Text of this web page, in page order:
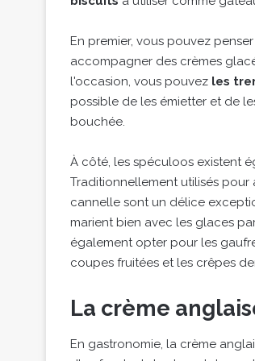
En premier, vous pouvez
accompagner des crèmes
l'occasion, vous pouvez les
possible de les émietter et de
bouchée.
À côté, les spéculoos existent
Traditionnellement utilisés
cannelle sont un délice
marient bien avec les glaces
également opter pour les
coupes fruitées et les crêpes
La crème
En gastronomie, la crème